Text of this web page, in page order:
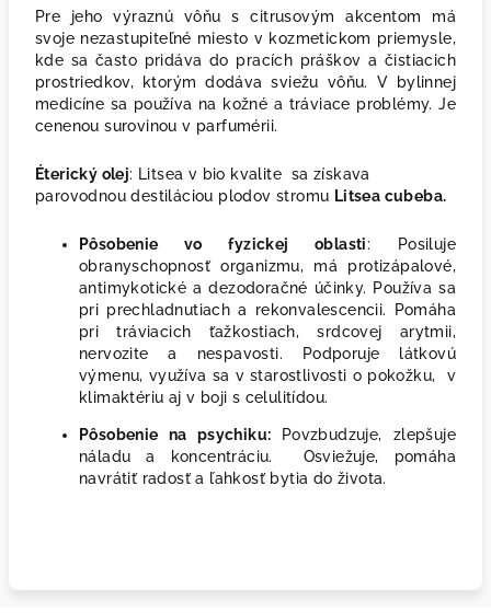
Pre jeho výraznú vôňu s citrusovým akcentom má
svoje nezastupiteľné miesto v kozmetickom priemysle,
kde sa často pridáva do pracích práškov a čistiacich
prostriedkov, ktorým dodáva sviežu vôňu. V bylinnej
medicíne sa používa na kožné a tráviace problémy. Je
cenenou surovinou v parfumérii.
Éterický olej: Litsea v bio kvalite sa získava
parovodnou destiláciou plodov stromu Litsea cubeba.
Pôsobenie vo fyzickej oblasti: Posiluje
obranyschopnosť organizmu, má protizápalové,
antimykotické a dezodoračné účinky. Používa sa
pri prechladnutiach a rekonvalescencii. Pomáha
pri tráviacich ťažkostiach, srdcovej arytmii,
nervozite a nespavosti. Podporuje látkovú
výmenu, využíva sa v starostlivosti o pokožku,
v
klimaktériu aj v boji s celulitídou.
Pôsobenie na psychiku:
Povzbudzuje, zlepšuje
náladu a koncentráciu. Osviežuje, pomáha
navrátiť radosť a ľahkosť bytia do života.